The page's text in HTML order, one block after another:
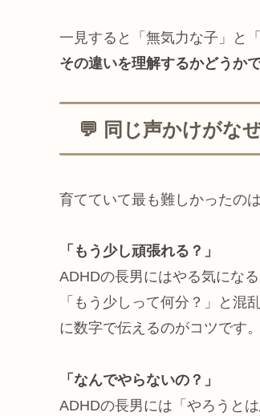
一見すると「無気力な子」と
その違いを理解するかどうか
💬 同じ声かけがな
育てていて最も難しかったの
「もう少し頑張れる？」
ADHDの長男にはやる気にな
「もう少しって何分？」と混
に数字で伝えるのがコツです。
「なんでやらないの？」
ADHDの長男には「やろうと